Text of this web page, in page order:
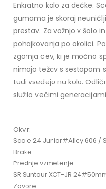
Enkratno kolo za dečke.
gumama je skoraj
prestav. Za vožnjo v šolo
pohajkovanja po okolici.
zgornja cev, ki je močno
nimajo težav s sestopom
tudi vsedejo na kolo.
služilo večimi
Okvir:
Scale 24 Junior#Alloy 606 /
Brake
Prednje vzmetenje:
SR Suntour XCT-JR
Zavore: